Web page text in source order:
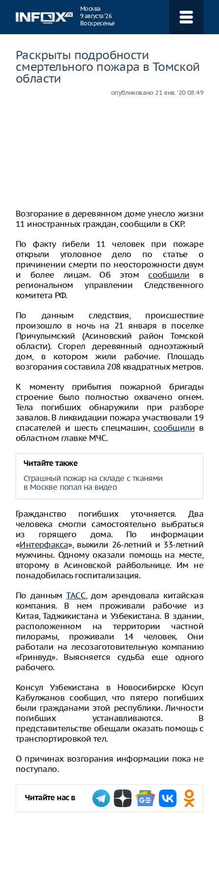
Москва
9 августа ‘26
Воскресенье
Раскрыты подробности
смертельного пожара в Томской
области
опубликовано 21 янв. ‘20 08:49
Возгорание в деревянном доме унесло жизни
11 иностранных граждан, сообщили в СКР.
По факту гибели 11 человек при пожаре
открыли уголовное дело по статье о
причинении смерти по неосторожности двум
и более лицам. Об этом сообщили в
региональном управлении Следственного
комитета РФ.
По данным следствия, происшествие
произошло в ночь на 21 января в поселке
Причулымский (Асиновский район Томской
области). Сгорел деревянный одноэтажный
дом, в котором жили рабочие. Площадь
возгорания составила 208 квадратных метров.
К моменту прибытия пожарной бригады
строение было полностью охвачено огнем.
Тела погибших обнаружили при разборе
завалов. В ликвидации пожара участвовали 19
спасателей и шесть спецмашин, сообщили в
областном главке МЧС.
Читайте также
Страшный пожар на складе с тканями
в Москве попал на видео
Гражданство погибших уточняется. Два
человека смогли самостоятельно выбраться
из горящего дома. По информации
«Интерфакса», выжили 26-летний и 33-летний
мужчины. Одному оказали помощь на месте,
второму в Асиновской райбольнице. Им не
понадобилась госпитализация.
По даннымТАСС, дом арендовала китайская
компания. В нем проживали рабочие из
Китая, Таджикистана и Узбекистана. В здании,
расположенном на территории частной
пилорамы, проживали 14 человек. Они
работали на лесозаготовительную компанию
«Гринвуд». Выясняется судьба еще одного
рабочего.
Консул Узбекистана в Новосибирске Юсуп
Кабулжанов сообщил, что пятеро погибших
были гражданами этой республики. Личности
погибших устанавливаются. В
представительстве обещали оказать помощь с
транспортировкой тел.
О причинах возгорания информации пока не
поступало.
Читайте нас в